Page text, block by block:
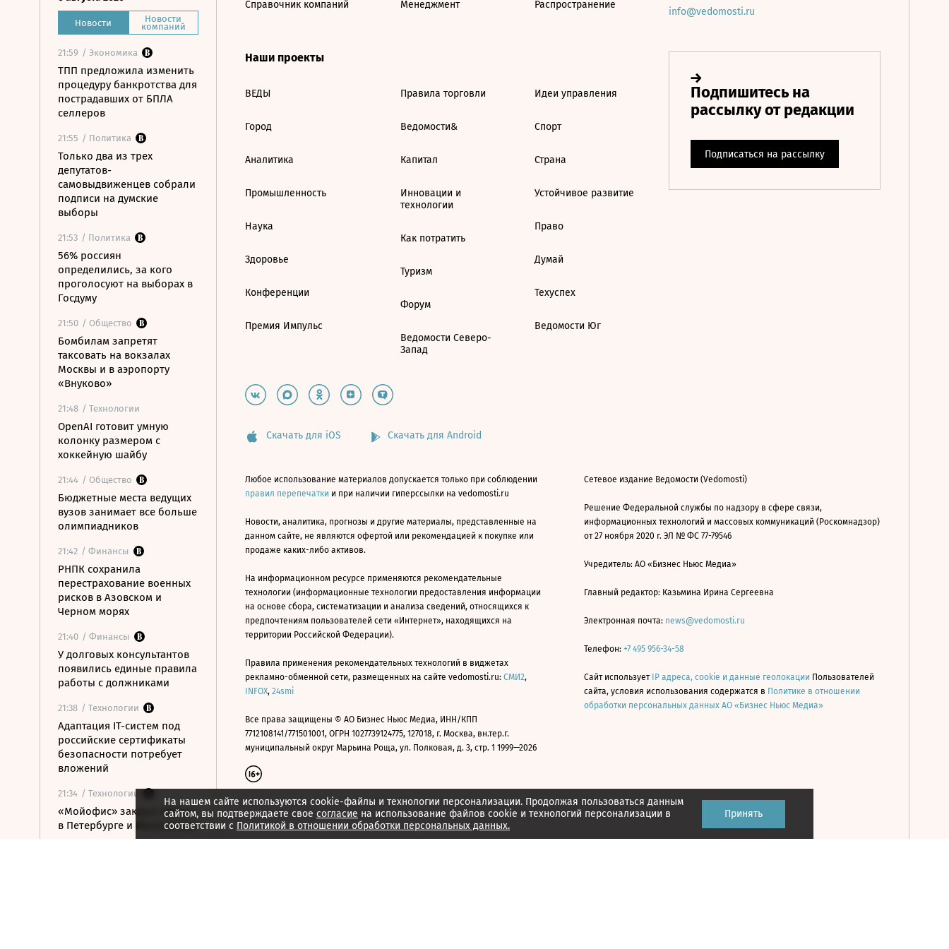
Новости Новости
компаний
21:59 / Экономика
ТПП предложила изменить
процедуру банкротства для
пострадавших от БПЛА
селлеров
21:55 / Политика
Только два из трех
депутатов-
самовыдвиженцев собрали
подписи на думские
выборы
21:53 / Политика
56% россиян
определились, за кого
проголосуют на выборах в
Госдуму
21:50 / Общество
Бомбилам запретят
таксовать на вокзалах
Москвы и в аэропорту
«Внуково»
21:48 / Технологии
OpenAI готовит умную
колонку размером с
хоккейную шайбу
21:44 / Общество
Бюджетные места ведущих
вузов занимает все больше
олимпиадников
21:42 / Финансы
РНПК сохранила
перестрахование военных
рисков в Азовском и
Черном морях
21:40 / Финансы
У долговых консультантов
появились единые правила
работы с должниками
21:38 / Технологии
Адаптация IT-систем под
российские сертификаты
безопасности потребует
вложений
21:34 / Технологии
«Мойофис» закрыл офисы
в Петербурге и Иннополисе
На нашем сайте используются cookie-файлы и технологии персонализации. Продолжая пользоваться данным
сайтом, вы подтверждаете свое согласие на использование файлов cookie и технологий персонализации в
соответствии с Политикой в отношении обработки персональных данных.
Принять
Справочник компаний Менеджмент Распространение
Наши проекты
ВЕДЫ
Город
Аналитика
Промышленность
Наука
Здоровье
Конференции
Премия Импульс
Правила торговли
Ведомости&
Капитал
Инновации и
технологии
Как потратить
Туризм
Форум
Ведомости Северо-
Запад
Идеи управления
Спорт
Страна
Устойчивое развитие
Право
Думай
Техуспех
Ведомости Юг
info@vedomosti.ru
Скачать для iOS Скачать для Android
Любое использование материалов допускается только при соблюдении
правил перепечатки и при наличии гиперссылки на vedomosti.ru
Новости, аналитика, прогнозы и другие материалы, представленные на
данном сайте, не являются офертой или рекомендацией к покупке или
продаже каких-либо активов.
На информационном ресурсе применяются рекомендательные
технологии (информационные технологии предоставления информации
на основе сбора, систематизации и анализа сведений, относящихся к
предпочтениям пользователей сети «Интернет», находящихся на
территории Российской Федерации).
Правила применения рекомендательных технологий в виджетах
рекламно-обменной сети, размещенных на сайте vedomosti.ru: СМИ2,
INFOX, 24smi
Все права защищены © АО Бизнес Ньюс Медиа, ИНН/КПП
7712108141/771501001, ОГРН 1027739124775, 127018, г. Москва, вн.тер.г.
муниципальный округ Марьина Роща, ул. Полковая, д. 3, стр. 1 1999—2026
Сетевое издание Ведомости (Vedomosti)
Решение Федеральной службы по надзору в сфере связи,
информационных технологий и массовых коммуникаций (Роскомнадзор)
от 27 ноября 2020 г. ЭЛ № ФС 77-79546
Учредитель: АО «Бизнес Ньюс Медиа»
Главный редактор: Казьмина Ирина Сергеевна
Электронная почта: news@vedomosti.ru
Телефон: +7 495 956-34-58
Сайт использует IP адреса, cookie и данные геолокации Пользователей
сайта, условия использования содержатся в Политике в отношении
обработки персональных данных АО «Бизнес Ньюс Медиа»